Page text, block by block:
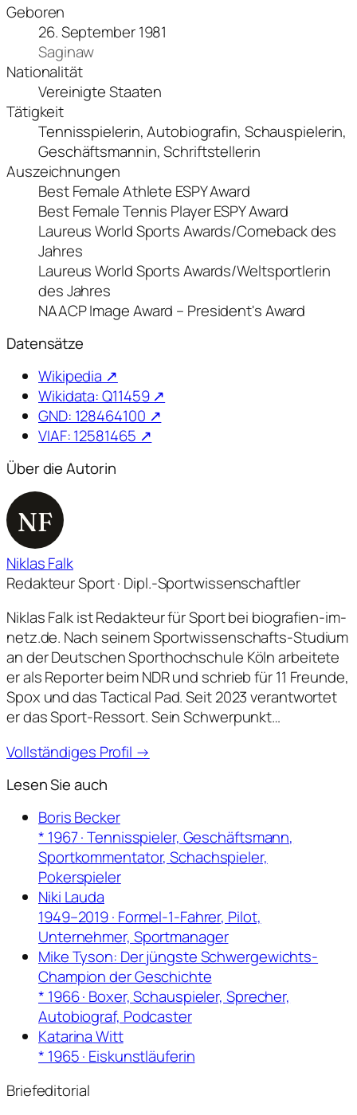
Geboren
26. September 1981
Saginaw
Nationalität
Vereinigte Staaten
Tätigkeit
Tennisspielerin, Autobiografin, Schauspielerin,
Geschäftsmannin, Schriftstellerin
Auszeichnungen
Best Female Athlete ESPY Award
Best Female Tennis Player ESPY Award
Laureus World Sports Awards/Comeback des
Jahres
Laureus World Sports Awards/Weltsportlerin
des Jahres
NAACP Image Award – President's Award
Datensätze
Wikipedia ↗
Wikidata: Q11459 ↗
GND: 128464100 ↗
VIAF: 12581465 ↗
Über die Autorin
NF
Niklas Falk
Redakteur Sport · Dipl.-Sportwissenschaftler
Niklas Falk ist Redakteur für Sport bei biografien-im-
netz.de. Nach seinem Sportwissenschafts-Studium
an der Deutschen Sporthochschule Köln arbeitete
er als Reporter beim NDR und schrieb für 11 Freunde,
Spox und das Tactical Pad. Seit 2023 verantwortet
er das Sport-Ressort. Sein Schwerpunkt…
Vollständiges Profil →
Lesen Sie auch
Boris Becker
* 1967 · Tennisspieler, Geschäftsmann,
Sportkommentator, Schachspieler,
Pokerspieler
Niki Lauda
1949–2019 · Formel-1-Fahrer, Pilot,
Unternehmer, Sportmanager
Mike Tyson: Der jüngste Schwergewichts-
Champion der Geschichte
* 1966 · Boxer, Schauspieler, Sprecher,
Autobiograf, Podcaster
Katarina Witt
* 1965 · Eiskunstläuferin
Briefeditorial